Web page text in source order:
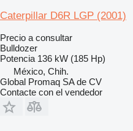
Caterpillar D6R LGP (2001)
Precio a consultar
Bulldozer
Potencia 136 kW (185 Hp)
México, Chih.
Global Promaq SA de CV
Contacte con el vendedor